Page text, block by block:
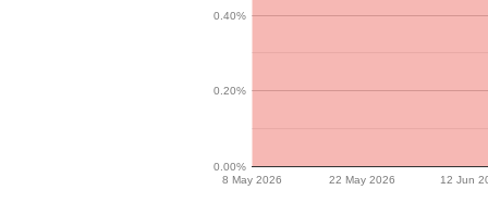
8 May 2026 22 May 2026 12 Jun
0.00%
0.20%
0.40%